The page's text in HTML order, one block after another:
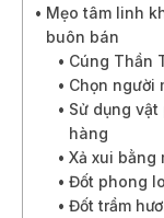
Mẹo tâm linh
buôn bán
Cúng Thần
Chọn người
Sử dụng
hàng
Xả xui bằng
Đốt phong
Đốt trầm